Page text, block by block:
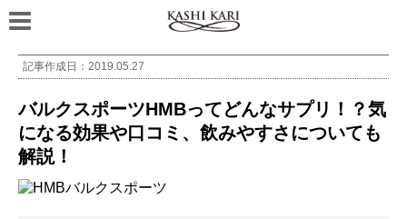
記事作成日： 2019.05.27
バルクスポーツHMBってどんなサプリ！？気
になる効果や口コミ、飲みやすさについても
解説！